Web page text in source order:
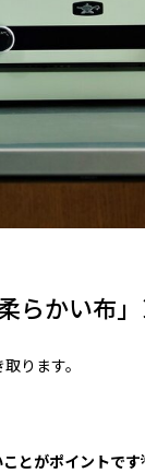
らかい布
ります。
とがポイントです